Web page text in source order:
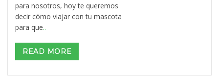
para nosotros, hoy te queremos
decir cómo viajar con tu mascota
para que..
READ MORE